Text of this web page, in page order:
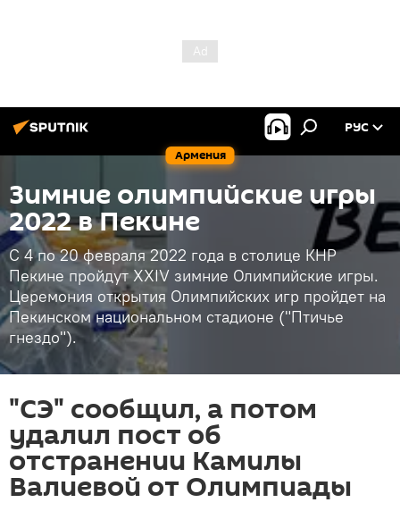
Армения
РУС
Зимние олимпийские игры
2022 в Пекине
С 4 по 20 февраля 2022 года в столице КНР
Пекине пройдут XXIV зимние Олимпийские игры.
Церемония открытия Олимпийских игр пройдет на
Пекинском национальном стадионе ("Птичье
гнездо").
"СЭ" сообщил, а потом
удалил пост об
отстранении Камилы
Валиевой от Олимпиады